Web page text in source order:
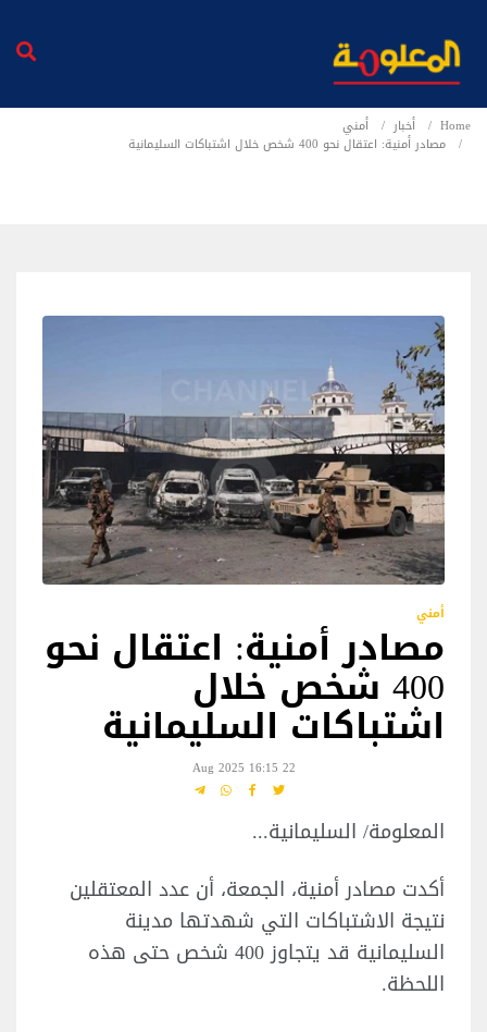
Home أخبار
أمني
مصادر أمنية: اعتقال نحو 400 شخص خلال اشتباكات السليمانية
أمني
مصادر أمنية: اعتقال نحو
400 شخص خلال
اشتباكات السليمانية
22 Aug 2025 16:15
المعلومة/ السليمانية...
أكدت مصادر أمنية، الجمعة، أن عدد المعتقلين
نتيجة الاشتباكات التي شهدتها مدينة
السليمانية قد يتجاوز 400 شخص حتى هذه
اللحظة.